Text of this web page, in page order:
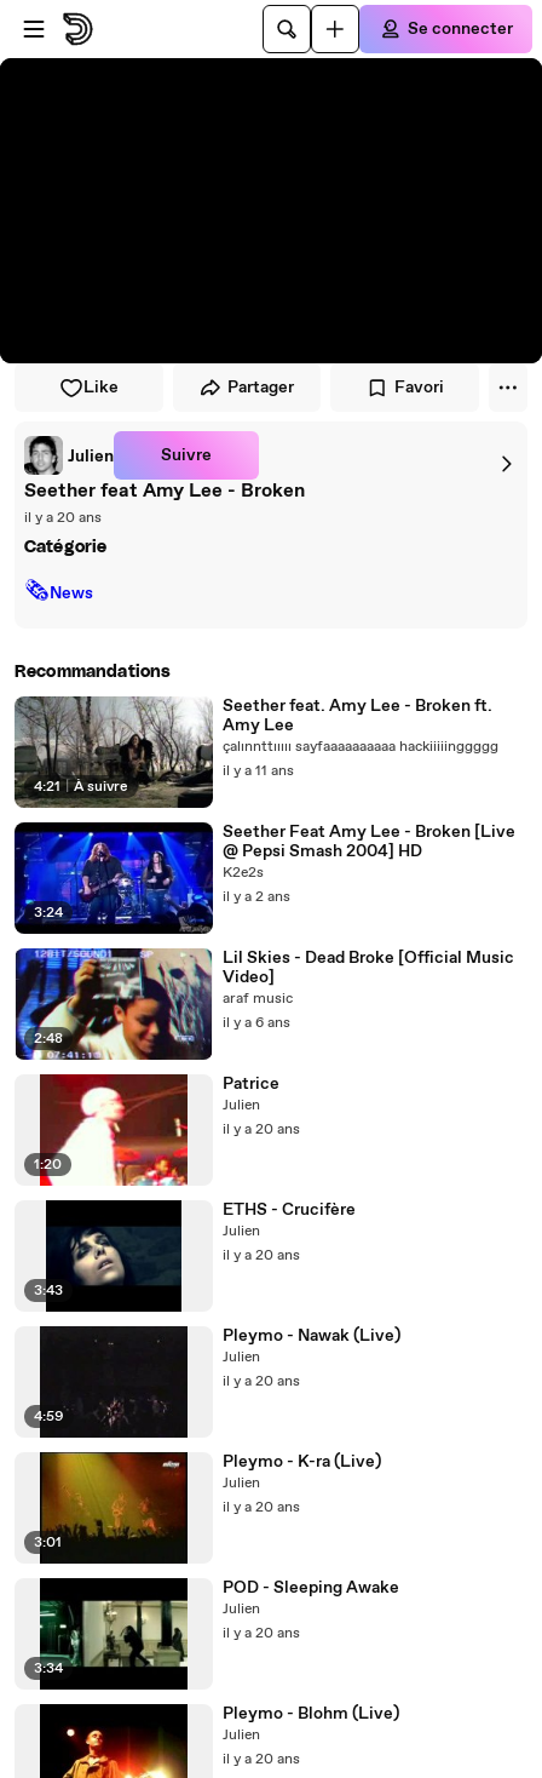
Passer au player
Passer au contenu principal
Se connecter
Like Partager Favori
Julien Suivre
Seether feat Amy Lee - Broken
il y a 20 ans
Catégorie
🗞News
Recommandations
4:21 | À suivre
Seether feat. Amy Lee - Broken ft.
Amy Lee
çalınnttııııı sayfaaaaaaaaaa hackiiiiinggggg
il y a 11 ans
3:24
Seether Feat Amy Lee - Broken [Live
@ Pepsi Smash 2004] HD
K2e2s
il y a 2 ans
2:48
Lil Skies - Dead Broke [Official Music
Video]
araf music
il y a 6 ans
1:20
Patrice
Julien
il y a 20 ans
3:43
ETHS - Crucifère
Julien
il y a 20 ans
4:59
Pleymo - Nawak (Live)
Julien
il y a 20 ans
3:01
Pleymo - K-ra (Live)
Julien
il y a 20 ans
3:34
POD - Sleeping Awake
Julien
il y a 20 ans
Pleymo - Blohm (Live)
Julien
il y a 20 ans